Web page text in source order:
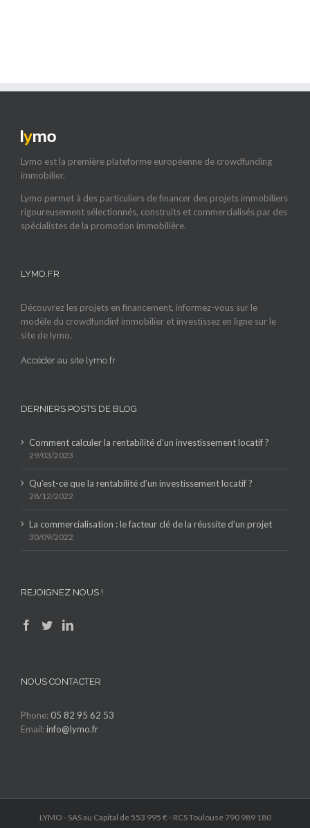
Lymo est la première plateforme européenne de crowdfunding
immobilier.
Lymo permet à des particuliers de financer des projets immobiliers
rigoureusement sélectionnés, construits et commercialisés par des
spécialistes de la promotion immobilière.
LYMO.FR
Découvrez les projets en financement, informez-vous sur le
modèle du crowdfundinf immobilier et investissez en ligne sur le
site de lymo.
Accéder au site lymo.fr
DERNIERS POSTS DE BLOG
Comment calculer la rentabilité d’un investissement locatif ?
29/03/2023
Qu’est-ce que la rentabilité d’un investissement locatif ?
28/12/2022
La commercialisation : le facteur clé de la réussite d’un projet
30/09/2022
REJOIGNEZ NOUS !
NOUS CONTACTER
Phone: 05 82 95 62 53
Email:info@lymo.fr
LYMO - SAS au Capital de 553 995 € - RCS Toulouse 790 989 180